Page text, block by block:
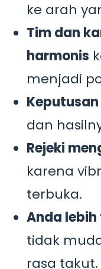
ke arah
Tim dan
harmonis
menjadi
dan
Rejeki
karena
terbuka.
Anda
tidak
rasa takut.